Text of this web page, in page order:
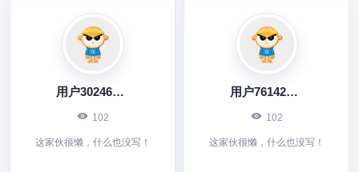
用户302461865
102
这家伙很懒，什么也没写！
用户761426319
102
这家伙很懒，什么也没写！